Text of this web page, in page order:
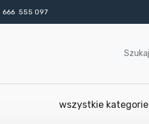
666 555 097
wszystkie kategorie